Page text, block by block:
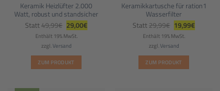
Keramik Heizlüfter 2.000
Watt, robust und standsicher
Statt 49,99€ Ursprünglicher
Preis
war:
49,99€
29,00€Aktueller
Preis
Enthält 19% MwSt.
zzgl.Versand
ZUM PRODUKT
Keramikkartusche für ration1
Wasserfilter
Statt 29,99€ Ursprünglicher
Preis
war:
29,99€
19,99€Aktueller
Preis
Enthält 19% MwSt.
zzgl.Versand
ZUM PRODUKT